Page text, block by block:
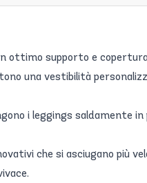
ottimo supporto e
una vestibilità
i leggings saldamente in
che si asciugano più